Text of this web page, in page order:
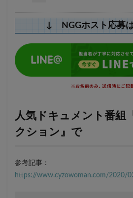
↓ NGGホスト応募
人気ドキュメント番組
クション』で
参考記事：
https://www.cyzowoman.com/2020/